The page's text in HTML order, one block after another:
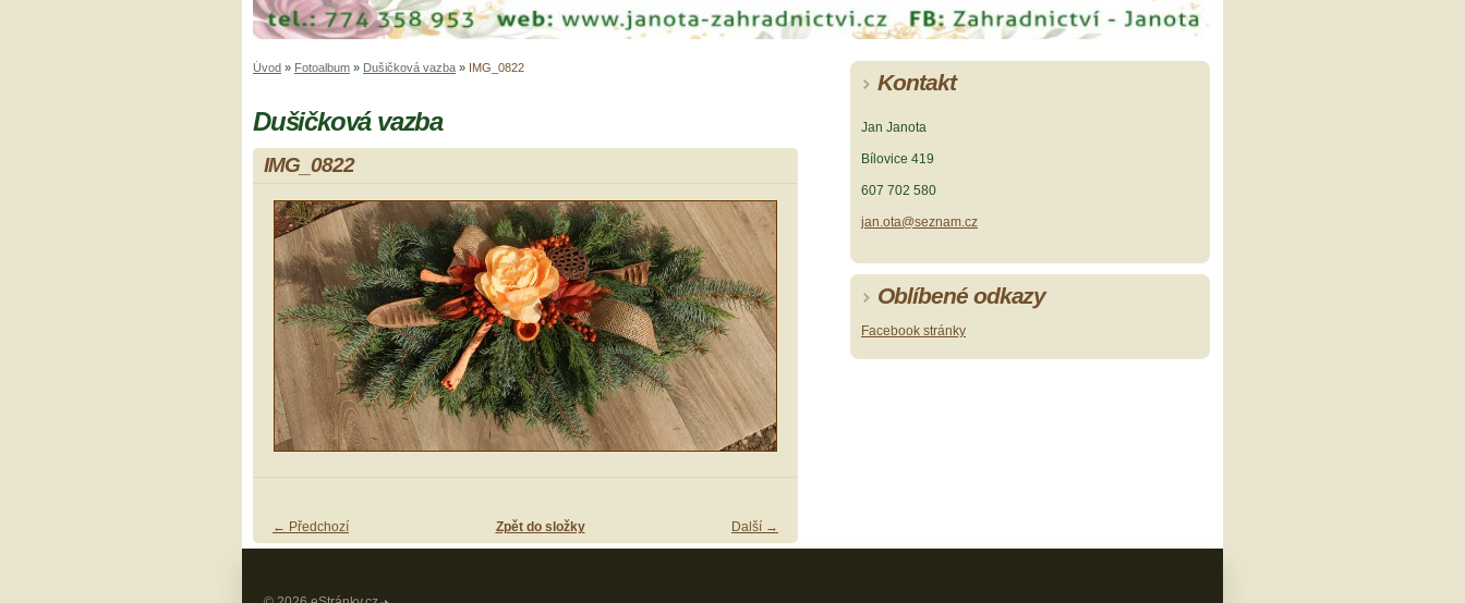
Úvod » Fotoalbum » Dušičková vazba » IMG_0822
Dušičková vazba
IMG_0822
← Předchozí Další →
Zpět do složky
Kontakt
Jan Janota
Bílovice 419
607 702 580
jan.ota@seznam.cz
Oblíbené odkazy
Facebook stránky